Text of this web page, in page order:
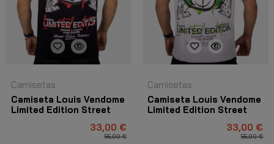
Camisetas
Camiseta Louis Vendome
Limited Edition Street
33,00 €
55,00 €
Camisetas
Camiseta Louis Vendome
Limited Edition Street
33,00 €
55,00 €